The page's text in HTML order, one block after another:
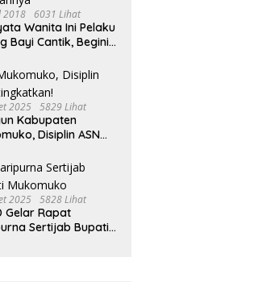
2018 6031 Lihat
Wanita Ini Pelaku
Bayi Cantik, Begini
2025 5829 Lihat
Kabupaten
Disiplin ASN
2025 5828 Lihat
Gelar Rapat
Sertijab Bupati